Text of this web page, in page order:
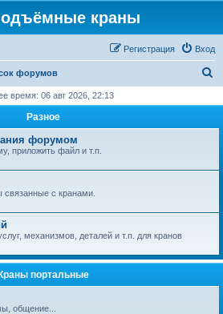
краны
Вход
Регистрация
форумов
с
время: 06 авг 2026, 22:13
Разное
форумом
приложить файл и т.п.
с кранами.
механизмов, деталей и т.п. для кранов
Краны портальные
общение...